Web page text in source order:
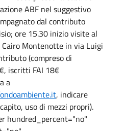
ABF nel suggestivo
dal contributo
ore 15.30 inizio visite al
Montenotte in via Luigi
(compreso di
iscritti FAI 18€
a
, indicare
uso di mezzi propri).
hundred_percent="no"